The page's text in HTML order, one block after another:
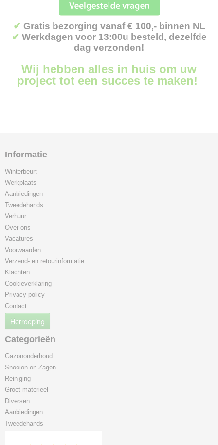
✔ Gratis bezorging vanaf € 100,- binnen NL
✔ Werkdagen voor 13:00u besteld, dezelfde
dag verzonden!
Wij hebben alles in huis om uw
project tot een succes te maken!
Informatie
Winterbeurt
Werkplaats
Aanbiedingen
Tweedehands
Verhuur
Over ons
Vacatures
Voorwaarden
Verzend- en retourinformatie
Klachten
Cookieverklaring
Privacy policy
Contact
Herroeping
Categorieën
Gazononderhoud
Snoeien en Zagen
Reiniging
Groot materieel
Diversen
Aanbiedingen
Tweedehands